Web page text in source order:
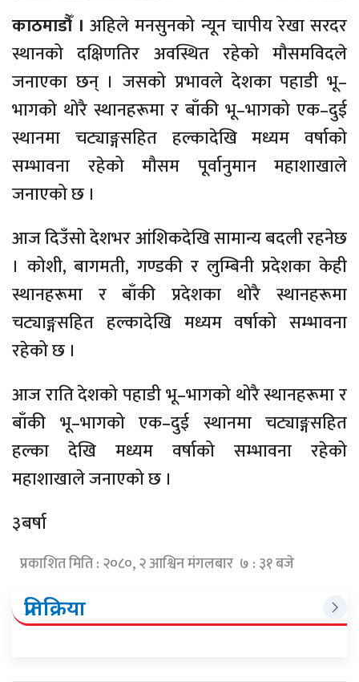
काठमाडौँ । अहिले मनसुनको न्यून चापीय रेखा सरदर
स्थानको दक्षिणतिर अवस्थित रहेको मौसमविदले
जनाएका छन् । जसको प्रभावले देशका पहाडी भू–
भागको थोरै स्थानहरूमा र बाँकी भू–भागको एक–दुई
स्थानमा चट्याङ्गसहित हल्कादेखि मध्यम वर्षाको
सम्भावना रहेको मौसम पूर्वानुमान महाशाखाले
जनाएको छ ।
आज दिउँसो देशभर आंशिकदेखि सामान्य बदली रहनेछ
। कोशी, बागमती, गण्डकी र लुम्बिनी प्रदेशका केही
स्थानहरूमा र बाँकी प्रदेशका थोरै स्थानहरूमा
चट्याङ्गसहित हल्कादेखि मध्यम वर्षाको सम्भावना
रहेको छ ।
आज राति देशको पहाडी भू–भागको थोरै स्थानहरूमा र
बाँकी भू–भागको एक–दुई स्थानमा चट्याङ्गसहित
हल्का देखि मध्यम वर्षाको सम्भावना रहेको
महाशाखाले जनाएको छ ।
३बर्षा
प्रकाशित मिति : २०८०, २ आश्विन मंगलबार ७ : ३१ बजे
प्रतिक्रिया